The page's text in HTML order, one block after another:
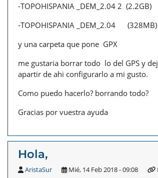
-TOPOHISPANIA _DEM_2.04 2 (2.2GB)
-TOPOHISPANIA _DEM_2.04 (328MB)
y una carpeta que pone GPX
me gustaria borrar todo lo del GPS y
apartir de ahi configurarlo a mi gusto.
Como puedo hacerlo? borrando todo?
Gracias por vuestra ayuda
Hola,
AristaSur Mié, 14 Feb 2018 - 09:08